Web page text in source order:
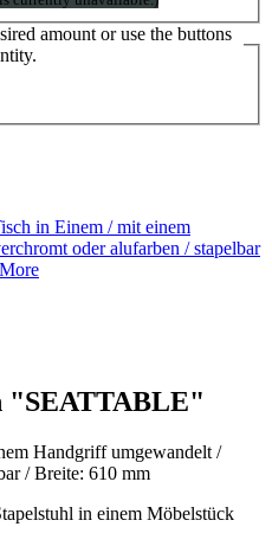
amount or use the buttons
in Einem / mit einem
oder alufarben / stapelbar
More
"SEATTABLE"
Handgriff umgewandelt /
/ Breite: 610 mm
in einem Möbelstück